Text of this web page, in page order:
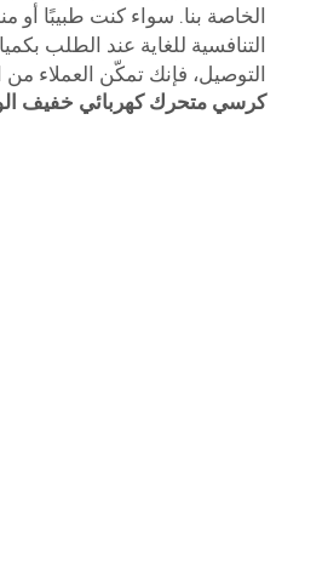
الخاصة بنا. سواء كنت طبيبًا أو
التوصيل، فإنك تمكّن العملاء
كرسي متحرك كهربائي خفيف